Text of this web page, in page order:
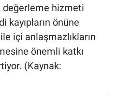
değerleme hizmeti
kayıpların önüne
içi anlaşmazlıkların
önemli katkı
(Kaynak: